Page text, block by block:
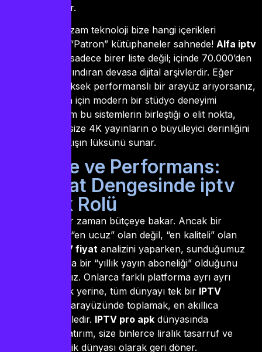
bozulmamalıdır.
Peki, bu muazzam teknoloji bize hangi içerikleri
sunuyor? İşte “Patron” kütüphaneler sahnede! Alfa iptv
, sadece birer liste değil; içinde 70.000’den
fazla içerik barındıran devasa dijital arşivlerdir. Eğer
daha niş ve yüksek performanslı bir arayüz arıyorsanız,
sizin için modern bir stüdyo deneyimi
sunacaktır. Tüm bu sistemlerin birleştiği o elit nokta,
, size 4K yayınların o büyüleyici derinliğini
ve kesintisiz akışın lüksünü sunar.
2. Bütçe ve Performans:
iptv fiyat Dengesinde iptv
pro apk Rolü
Bir yapımcı her zaman bütçeye bakar. Ancak bir
yönetmen için “en ucuz” olan değil, “en kaliteli” olan
IPTV fiyat analizini yaparken, sunduğumuz
hizmetin aslında bir “yıllık yayın aboneliği” olduğunu
unutmamalısınız. Onlarca farklı platforma ayrı ayrı
ödeme yapmak yerine, tüm dünyayı tek bir IPTV
arayüzünde toplamak, en akıllıca
ekonomik hamledir. IPTV pro apk dünyasında
yapacağınız yatırım, size binlerce liralık tasarruf ve
sınırsız bir içerik dünyası olarak geri döner.